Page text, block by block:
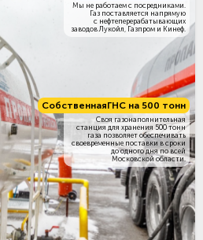
СобственнаяГНС на 500 тонн
Своя газонаполнительная
станция для хранения 500 тонн
газа позволяет обеспечивать
своевременные поставки в сроки
до одного дня по всей
Московской области.
Мы не работаем с посредниками.
Газ поставляется напрямую
с нефтеперерабатывающих
заводов Лукойл, Газпром и Кинеф.